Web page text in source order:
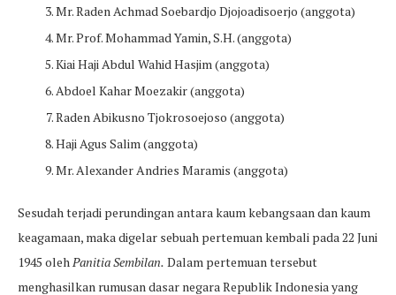
Mr. Raden Achmad Soebardjo Djojoadisoerjo (anggota)
Mr. Prof. Mohammad Yamin, S.H. (anggota)
Kiai Haji Abdul Wahid Hasjim (anggota)
Abdoel Kahar Moezakir (anggota)
Raden Abikusno Tjokrosoejoso (anggota)
Haji Agus Salim (anggota)
Mr. Alexander Andries Maramis (anggota)
Sesudah terjadi perundingan antara kaum kebangsaan dan kaum
keagamaan, maka digelar sebuah pertemuan kembali pada 22 Juni
1945 olehPanitia Sembilan. Dalam pertemuan tersebut
menghasilkan rumusan dasar negara Republik Indonesia yang